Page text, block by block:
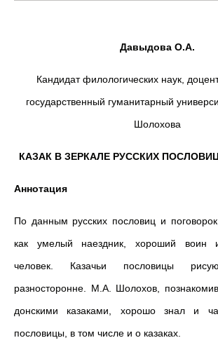
Давыдова О.А.
Кандидат филологических наук,
государственный гуманитарный
Шолохова
КАЗАК В ЗЕРКАЛЕ РУССКИХ
Аннотация
По данным русских пословиц и
как умелый наездник, хороший воин
человек. Казачьи пословицы
разносторонне. М.А. Шолохов,
донскими казаками, хорошо знал и
пословицы, в том числе и о казаках.